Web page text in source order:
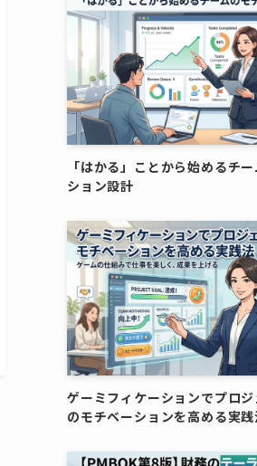
「はかる」ことから始めるチ
ション設計
ゲーミフィケーションでプロ
のモチベーションを高める実践